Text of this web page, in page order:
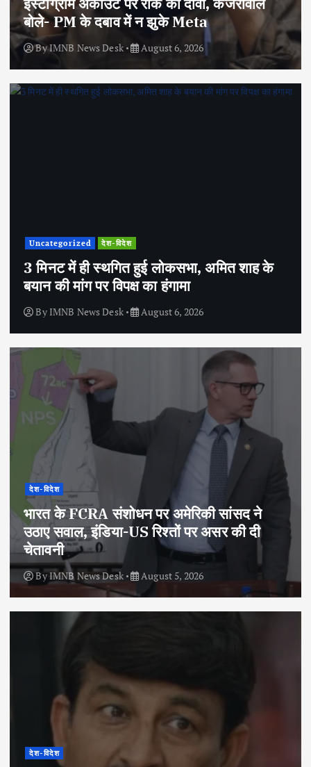
बोले- PM के दबाव में न झुके Meta
ByIMNB News Desk August 6, 2026
Uncategorized देश-विदेश
3 मिनट में ही स्थगित हुई लोकसभा, अमित शाह के
बयान की मांग पर विपक्ष का हंगामा
By IMNB News Desk August 6, 2026
देश-विदेश
भारत के FCRA संशोधन पर अमेरिकी सांसद ने
उठाए सवाल, इंडिया-US रिश्तों पर असर की दी
चेतावनी
ByIMNB News Desk August 5, 2026
देश-विदेश